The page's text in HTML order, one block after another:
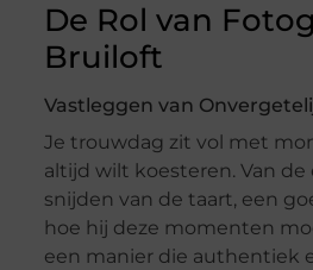
De Rol van
Bruiloft
Vastleggen van
Je trouwdag zit vol met
altijd wilt koesteren. Van
snijden van de taart, een
hoe hij deze momenten
een manier die authentiek